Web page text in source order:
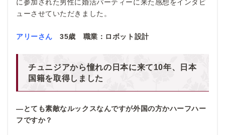
に参加された男性に婚活パーティーに来た感想をインタビ
ューさせていただきました。
アリーさん 35歳 職業：ロボット設計
チュニジアから憧れの日本に来て10年、日本
国籍を取得しました
―とても素敵なルックスなんですが外国の方かハーフハー
フですか？